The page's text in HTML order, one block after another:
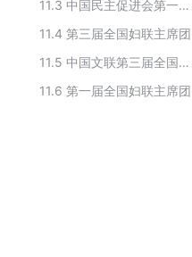
11.3
中国民主促进会第一届理事会成员
11.4 第三届全国妇联主席团
11.5
中国文联第三届全国委员会主席团
11.6 第一届全国妇联主席团